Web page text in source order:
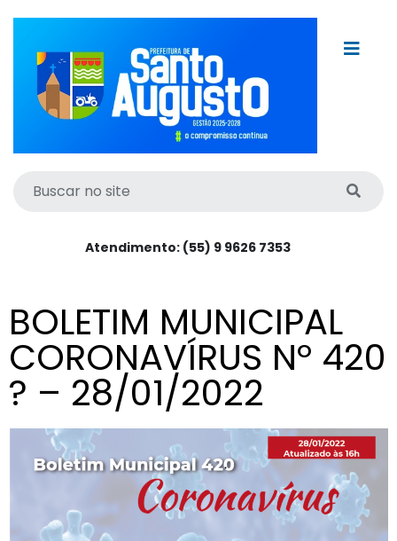
Atendimento: (55) 9 9626 7353
BOLETIM MUNICIPAL
CORONAVÍRUS Nº 420
? – 28/01/2022